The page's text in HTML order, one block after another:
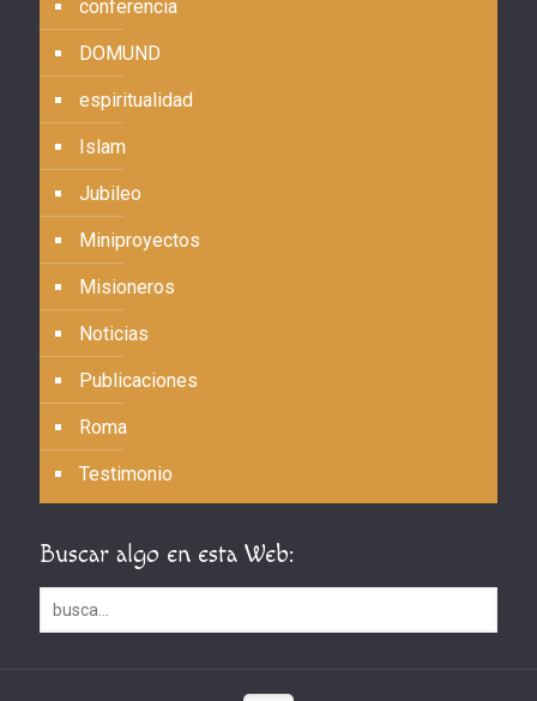
conferencia
DOMUND
espiritualidad
Islam
Jubileo
Miniproyectos
Misioneros
Noticias
Publicaciones
Roma
Testimonio
Buscar algo en esta Web: